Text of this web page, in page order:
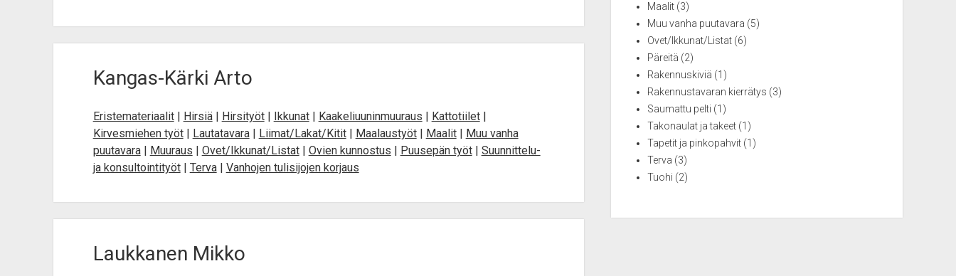
Kangas-Kärki Arto
Eristemateriaalit| Hirsiä| Hirsityöt| Ikkunat| Kaakeliuuninmuuraus | Kattotiilet|
Kirvesmiehen työt| Lautatavara| Liimat/Lakat/Kitit| Maalaustyöt| Maalit| Muu vanha
puutavara| Muuraus | Ovet/Ikkunat/Listat| Ovien kunnostus | Puusepän työt| Suunnittelu-
ja konsultointityöt| Terva| Vanhojen tulisijojen korjaus
Laukkanen Mikko
Maalit (3)
Muu vanha puutavara (5)
Ovet/Ikkunat/Listat (6)
Päreitä (2)
Rakennuskiviä (1)
Rakennustavaran kierrätys (3)
Saumattu pelti (1)
Takonaulat ja takeet (1)
Tapetit ja pinkopahvit (1)
Terva (3)
Tuohi (2)